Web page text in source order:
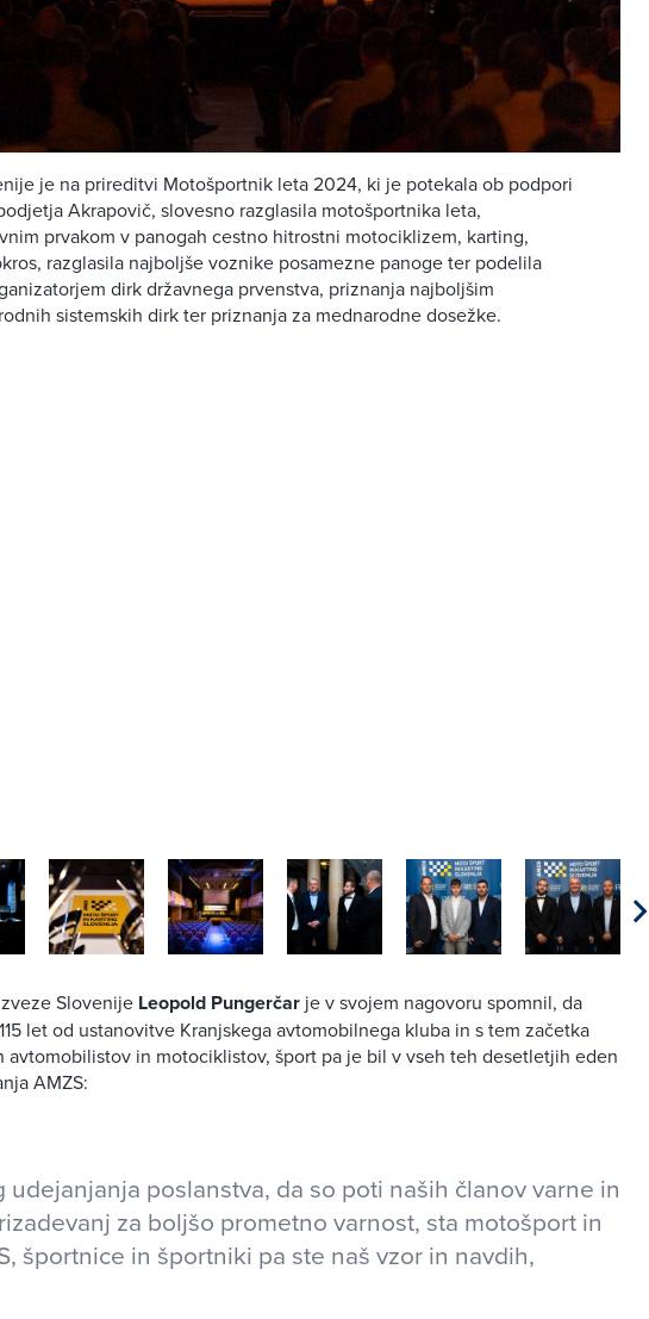
je na prireditvi Motošportnik leta 2024, ki je potekala ob podpori
Akrapovič, slovesno razglasila motošportnika leta,
prvakom v panogah cestno hitrostni motociklizem, karting,
razglasila najboljše voznike posamezne panoge ter podelila
dirk državnega prvenstva, priznanja najboljšim
sistemskih dirk ter priznanja za mednarodne dosežke.
Slovenije Leopold Pungerčar je v svojem nagovoru spomnil, da
let od ustanovitve Kranjskega avtomobilnega kluba in s tem začetka
avtomobilistov in motociklistov, šport pa je bil v vseh teh desetletjih eden
AMZS:
udejanjanja poslanstva, da so poti naših članov varne in
za boljšo prometno varnost, sta motošport in
športnice in športniki pa ste naš vzor in navdih,